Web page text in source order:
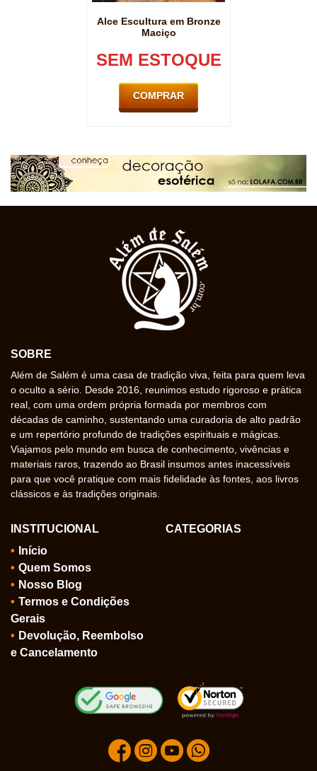
Alce Escultura em Bronze
Maciço
SEM ESTOQUE
COMPRAR
SOBRE
Além de Salém é uma casa de tradição viva, feita para quem leva
o oculto a sério. Desde 2016, reunimos estudo rigoroso e prática
real, com uma ordem própria formada por membros com
décadas de caminho, sustentando uma curadoria de alto padrão
e um repertório profundo de tradições espirituais e mágicas.
Viajamos pelo mundo em busca de conhecimento, vivências e
materiais raros, trazendo ao Brasil insumos antes inacessíveis
para que você pratique com mais fidelidade às fontes, aos livros
clássicos e às tradições originais.
INSTITUCIONAL
Início
Quem Somos
Nosso Blog
Termos e Condições
Gerais
Devolução, Reembolso
e Cancelamento
CATEGORIAS